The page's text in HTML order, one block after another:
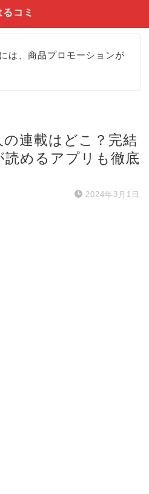
るコミ
は、商品プロモーションが
連載はどこ？完結
読めるアプリも徹底
2024年3月1日